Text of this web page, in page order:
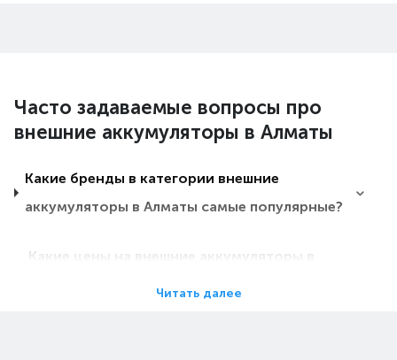
Часто задаваемые вопросы про
внешние аккумуляторы в Алматы
Какие бренды в категории внешние
аккумуляторы в Алматы самые популярные?
Какие цены на внешние аккумуляторы в
Читать далее